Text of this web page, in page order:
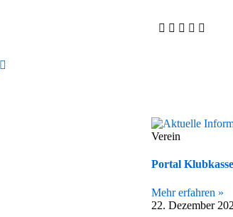
Verein
Portal Klubkasse
Mehr erfahren »
22. Dezember